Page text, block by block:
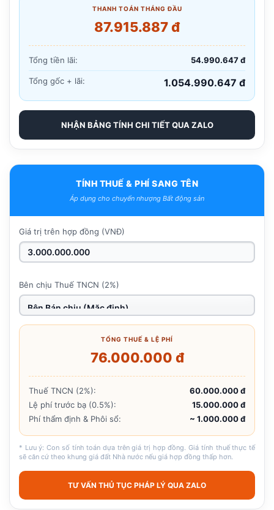
THANH TOÁN THÁNG ĐẦU
87.915.887 đ
Tổng tiền lãi: 54.990.647 đ
Tổng gốc + lãi: 1.054.990.647 đ
NHẬN BẢNG TÍNH CHI TIẾT QUA ZALO
TÍNH THUẾ & PHÍ SANG TÊN
Áp dụng cho chuyển nhượng Bất động sản
Giá trị trên hợp đồng (VNĐ)
Bên chịu Thuế TNCN (2%)
TỔNG THUẾ & LỆ PHÍ
76.000.000 đ
Thuế TNCN (2%):
60.000.000 đ
Lệ phí trước bạ (0.5%):
15.000.000 đ
Phí thẩm định & Phôi sổ:
~ 1.000.000 đ
* Lưu ý: Con số tính toán dựa trên giá trị hợp đồng. Giá tính thuế thực tế
sẽ căn cứ theo khung giá đất Nhà nước nếu giá hợp đồng thấp hơn.
TƯ VẤN THỦ TỤC PHÁP LÝ QUA ZALO